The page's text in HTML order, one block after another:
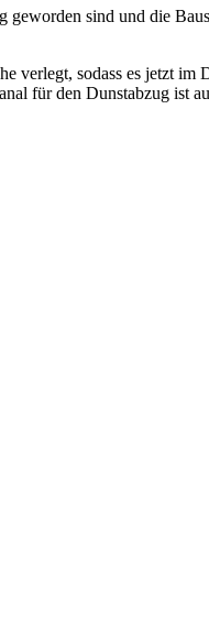
sind und die
verlegt, sodass es jetzt
für den Dunstabzug ist